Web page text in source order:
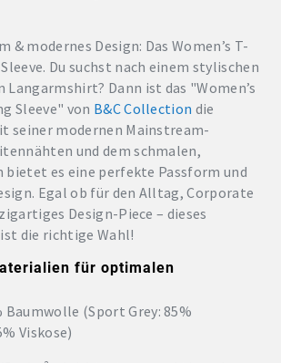
& modernes Design: Das Women’s T-
Du suchst nach einem stylischen
Dann ist das "Women’s
Sleeve" von B&C Collection die
seiner modernen Mainstream-
und dem schmalen,
es eine perfekte Passform und
Egal ob für den Alltag, Corporate
Design-Piece – dieses
die richtige Wahl!
für optimalen
Baumwolle (Sport Grey: 85%
Viskose)